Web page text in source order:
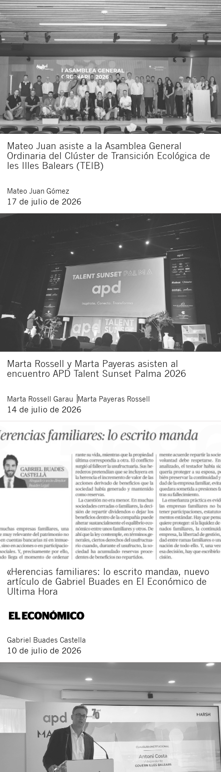
Mateo Juan asiste a la Asamblea General
Ordinaria del Clúster de Transición Ecológica de
les Illes Balears (TEIB)
Mateo Juan Gómez
17 de julio de 2026
Marta Rossell y Marta Payeras asisten al
encuentro APD Talent Sunset Palma 2026
Marta Rossell Garau Marta Payeras Rossell
14 de julio de 2026
«Herencias familiares: lo escrito manda», nuevo
artículo de Gabriel Buades en El Económico de
Ultima Hora
Gabriel Buades Castella
10 de julio de 2026
Cerrar